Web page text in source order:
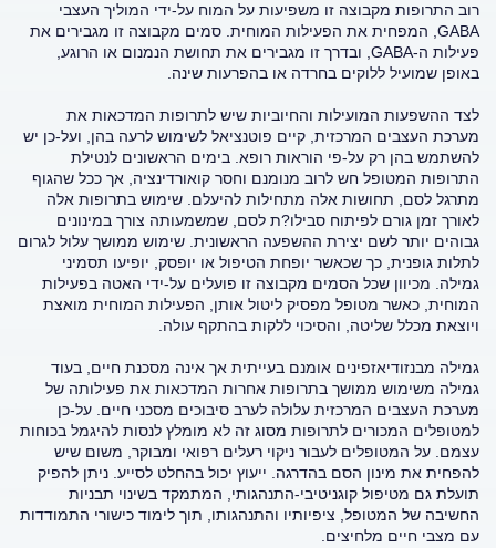
רוב התרופות מקבוצה זו משפיעות על המוח על-ידי המוליך העצבי
GABA, המפחית את הפעילות המוחית. סמים מקבוצה זו מגבירים את
פעילות ה-GABA, ובדרך זו מגבירים את תחושת הנמנום או הרוגע,
באופן שמועיל ללוקים בחרדה או בהפרעות שינה.
לצד ההשפעות המועילות והחיוביות שיש לתרופות המדכאות את
מערכת העצבים המרכזית, קיים פוטנציאל לשימוש לרעה בהן, ועל-כן יש
להשתמש בהן רק על-פי הוראות רופא. בימים הראשונים לנטילת
התרופות המטופל חש לרוב מנומנם וחסר קואורדינציה, אך ככל שהגוף
מתרגל לסם, תחושות אלה מתחילות להיעלם. שימוש בתרופות אלה
לאורך זמן גורם לפיתוח סבילו?ת לסם, שמשמעותה צורך במינונים
גבוהים יותר לשם יצירת ההשפעה הראשונית. שימוש ממושך עלול לגרום
לתלות גופנית, כך שכאשר יופחת הטיפול או יופסק, יופיעו תסמיני
גמילה. מכיוון שכל הסמים מקבוצה זו פועלים על-ידי האטה בפעילות
המוחית, כאשר מטופל מפסיק ליטול אותן, הפעילות המוחית מואצת
ויוצאת מכלל שליטה, והסיכוי ללקות בהתקף עולה.
גמילה מבנזודיאזפינים אומנם בעייתית אך אינה מסכנת חיים, בעוד
גמילה משימוש ממושך בתרופות אחרות המדכאות את פעילותה של
מערכת העצבים המרכזית עלולה לערב סיבוכים מסכני חיים. על-כן
למטופלים המכורים לתרופות מסוג זה לא מומלץ לנסות להיגמל בכוחות
עצמם. על המטופלים לעבור ניקוי רעלים רפואי ומבוקר, משום שיש
להפחית את מינון הסם בהדרגה. ייעוץ יכול בהחלט לסייע. ניתן להפיק
תועלת גם מטיפול קוגניטיבי-התנהגותי, המתמקד בשינוי תבניות
החשיבה של המטופל, ציפיותיו והתנהגותו, תוך לימוד כישורי התמודדות
עם מצבי חיים מלחיצים.